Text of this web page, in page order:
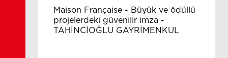
Maison Française - Büyük ve ödüllü
projelerdeki güvenilir imza -
TAHİNCİOĞLU GAYRİMENKUL